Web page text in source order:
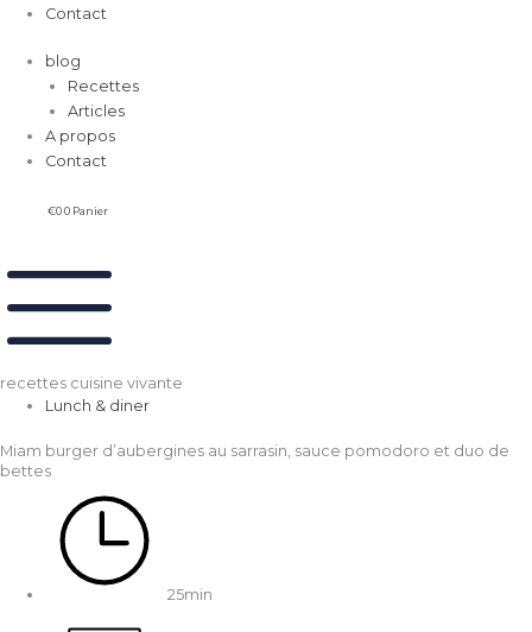
Contact
blog
Recettes
Articles
A propos
Contact
€00 Panier
recettes cuisine vivante
Lunch & diner
Miam burger d’aubergines au sarrasin, sauce pomodoro et duo de
bettes
25min